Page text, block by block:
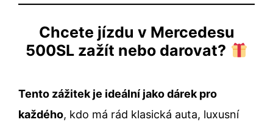
Chcete jízdu v Mercedesu
500SL zažít nebo darovat?
Tento zážitek je ideální jako dárek pro
každého, kdo má rád klasická auta, luxusní